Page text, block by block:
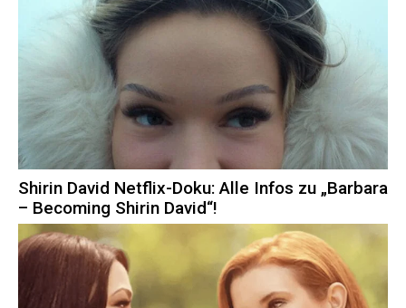
Shirin David Netflix-Doku: Alle Infos zu „Barbara
– Becoming Shirin David“!